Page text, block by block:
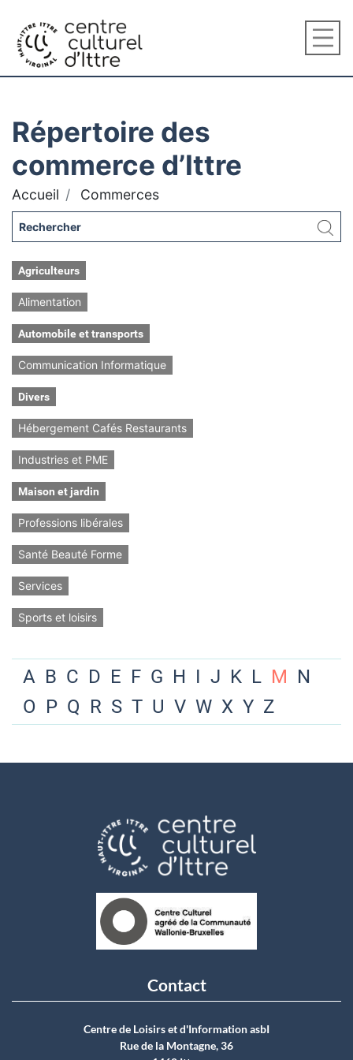
Répertoire des
commerce d’Ittre
Accueil Commerces
Agriculteurs
Alimentation
Automobile et transports
Communication Informatique
Divers
Hébergement Cafés Restaurants
Industries et PME
Maison et jardin
Professions libérales
Santé Beauté Forme
Services
Sports et loisirs
A B C D E F G H I J K L M N
O P Q R S T U V W X Y Z
Contact
Centre de Loisirs et d'Information asbI
Rue de la Montagne, 36